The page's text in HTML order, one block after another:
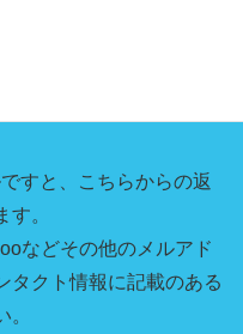
すと、こちらからの返
。
などその他のメルアド
タクト情報に記載のある